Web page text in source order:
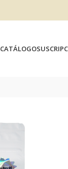
CATÁLOGO